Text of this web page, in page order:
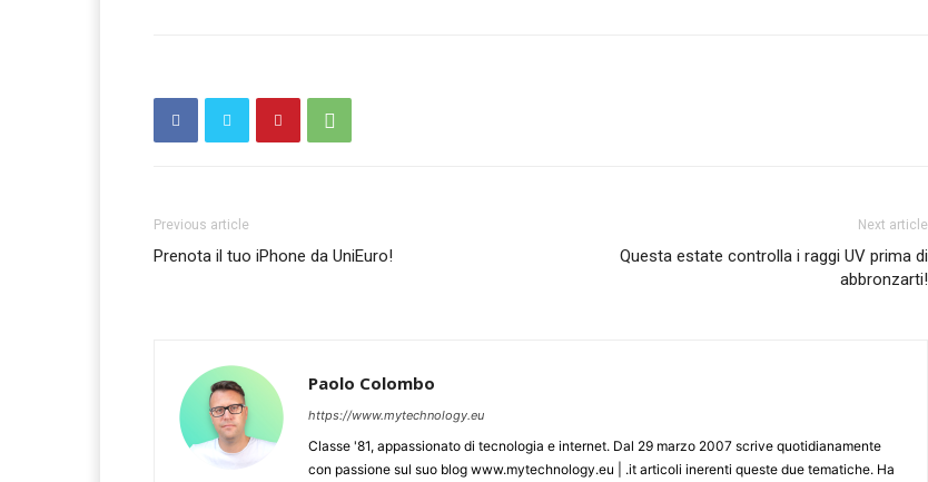
Previous article
Prenota il tuo iPhone da UniEuro!
Next article
Questa estate controlla i raggi UV prima di
abbronzarti!
Paolo Colombo
https://www.mytechnology.eu
Classe '81, appassionato di tecnologia e internet. Dal 29 marzo 2007 scrive quotidianamente
con passione sul suo blog www.mytechnology.eu | .it articoli inerenti queste due tematiche. Ha